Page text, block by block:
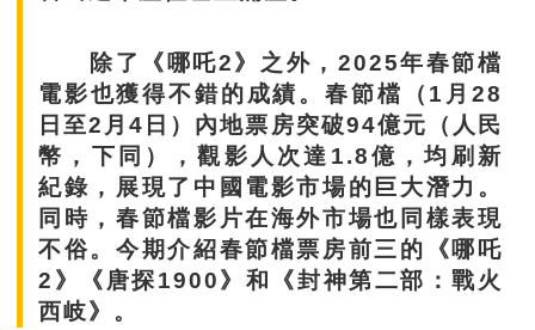
除了《哪吒2》之外，2025年春節檔
電影也獲得不錯的成績。春節檔（1月28
日至2月4日）內地票房突破94億元（人民
幣，下同），觀影人次達1.8億，均刷新
紀錄，展現了中國電影市場的巨大潛力。
同時，春節檔影片在海外市場也同樣表現
不俗。今期介紹春節檔票房前三的《哪吒
2》《唐探1900》和《封神第二部：戰火
西岐》。